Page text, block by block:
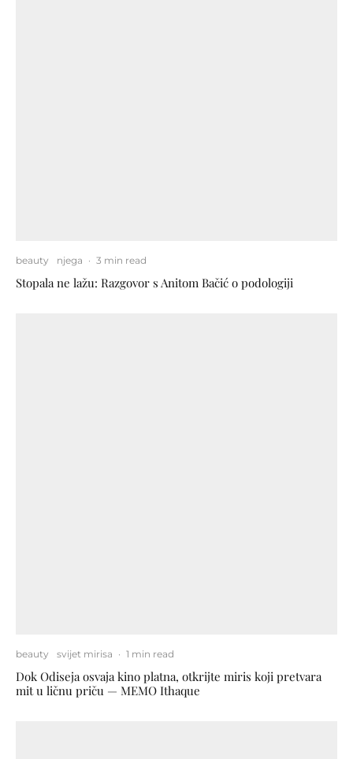
beauty njega · 3 min read
Stopala ne lažu: Razgovor s Anitom Bačić o podologiji
beauty svijet mirisa · 1 min read
Dok Odiseja osvaja kino platna, otkrijte miris koji pretvara
mit u ličnu priču — MEMO Ithaque